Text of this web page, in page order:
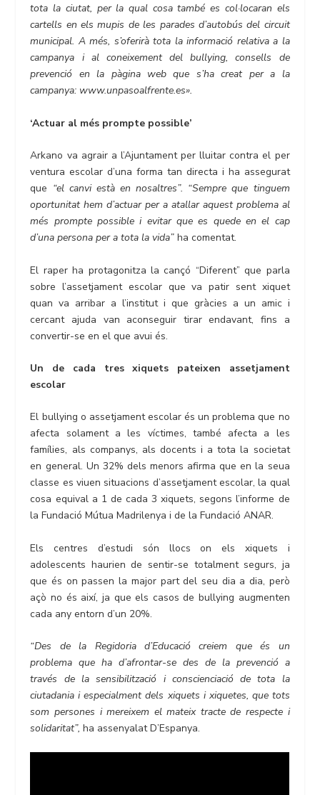
tota la ciutat, per la qual cosa també es col·locaran els
cartells en els mupis de les parades d’autobús del circuit
municipal. A més, s’oferirà tota la informació relativa a la
campanya i al coneixement del bullying, consells de
prevenció en la pàgina web que s’ha creat per a la
campanya: www.unpasoalfrente.es».
‘Actuar al més prompte possible’
Arkano va agrair a l’Ajuntament per lluitar contra el per
ventura escolar d’una forma tan directa i ha assegurat
que “el canvi està en nosaltres”. “Sempre que tinguem
oportunitat hem d’actuar per a atallar aquest problema al
més prompte possible i evitar que es quede en el cap
d’una persona per a tota la vida” ha comentat.
El raper ha protagonitza la cançó “Diferent” que parla
sobre l’assetjament escolar que va patir sent xiquet
quan va arribar a l’institut i que gràcies a un amic i
cercant ajuda van aconseguir tirar endavant, fins a
convertir-se en el que avui és.
Un de cada tres xiquets pateixen assetjament
escolar
El bullying o assetjament escolar és un problema que no
afecta solament a les víctimes, també afecta a les
famílies, als companys, als docents i a tota la societat
en general. Un 32% dels menors afirma que en la seua
classe es viuen situacions d’assetjament escolar, la qual
cosa equival a 1 de cada 3 xiquets, segons l’informe de
la Fundació Mútua Madrilenya i de la Fundació ANAR.
Els centres d’estudi són llocs on els xiquets i
adolescents haurien de sentir-se totalment segurs, ja
que és on passen la major part del seu dia a dia, però
açò no és així, ja que els casos de bullying augmenten
cada any entorn d’un 20%.
“Des de la Regidoria d’Educació creiem que és un
problema que ha d’afrontar-se des de la prevenció a
través de la sensibilització i conscienciació de tota la
ciutadania i especialment dels xiquets i xiquetes, que tots
som persones i mereixem el mateix tracte de respecte i
solidaritat”, ha assenyalat D’Espanya.